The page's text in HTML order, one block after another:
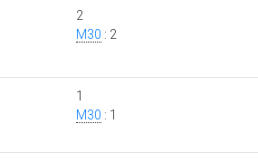
2
M30 : 2
1
M30 : 1